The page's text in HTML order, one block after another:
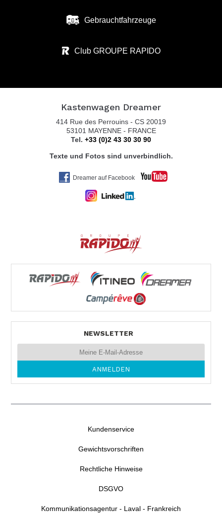
Gebrauchtfahrzeuge
Club GROUPE RAPIDO
Kastenwagen Dreamer
414 Rue des Perrouins - CS 20019
53101 MAYENNE - FRANCE
Tel. +33 (0)2 43 30 30 90
Texte und Fotos sind unverbindlich.
Dreamer auf Facebook
NEWSLETTER
Kundenservice
Gewichtsvorschriften
Rechtliche Hinweise
DSGVO
Kommunikationsagentur - Laval - Frankreich